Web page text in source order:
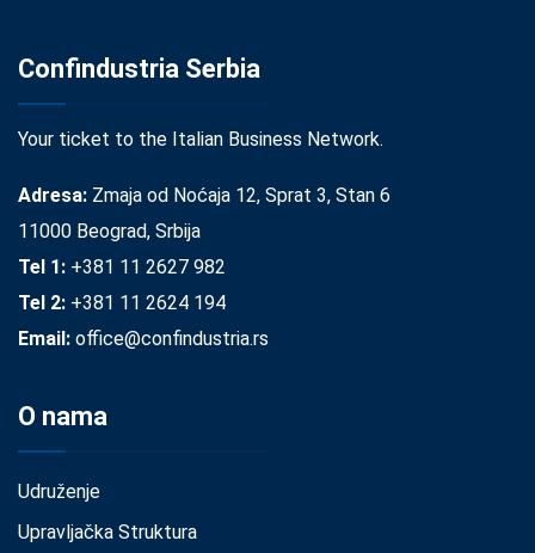
Confindustria Serbia
Your ticket to the Italian Business Network.
Adresa: Zmaja od Noćaja 12, Sprat 3, Stan 6
11000 Beograd, Srbija
Tel 1: +381 11 2627 982
Tel 2: +381 11 2624 194
Email: office@confindustria.rs
O nama
Udruženje
Upravljačka Struktura